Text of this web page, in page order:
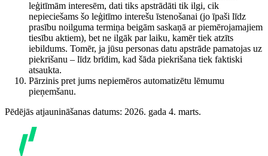
leģitīmām interesēm, dati tiks apstrādāti tik ilgi, cik
nepieciešams šo leģitīmo interešu īstenošanai (jo īpaši līdz
prasību noilguma termiņa beigām saskaņā ar piemērojamajiem
tiesību aktiem), bet ne ilgāk par laiku, kamēr tiek atzīts
iebildums. Tomēr, ja jūsu personas datu apstrāde pamatojas uz
piekrišanu – līdz brīdim, kad šāda piekrišana tiek faktiski
atsaukta.
Pārzinis pret jums nepiemēros automatizētu lēmumu
pieņemšanu.
Pēdējās atjaunināšanas datums: 2026. gada 4. marts.